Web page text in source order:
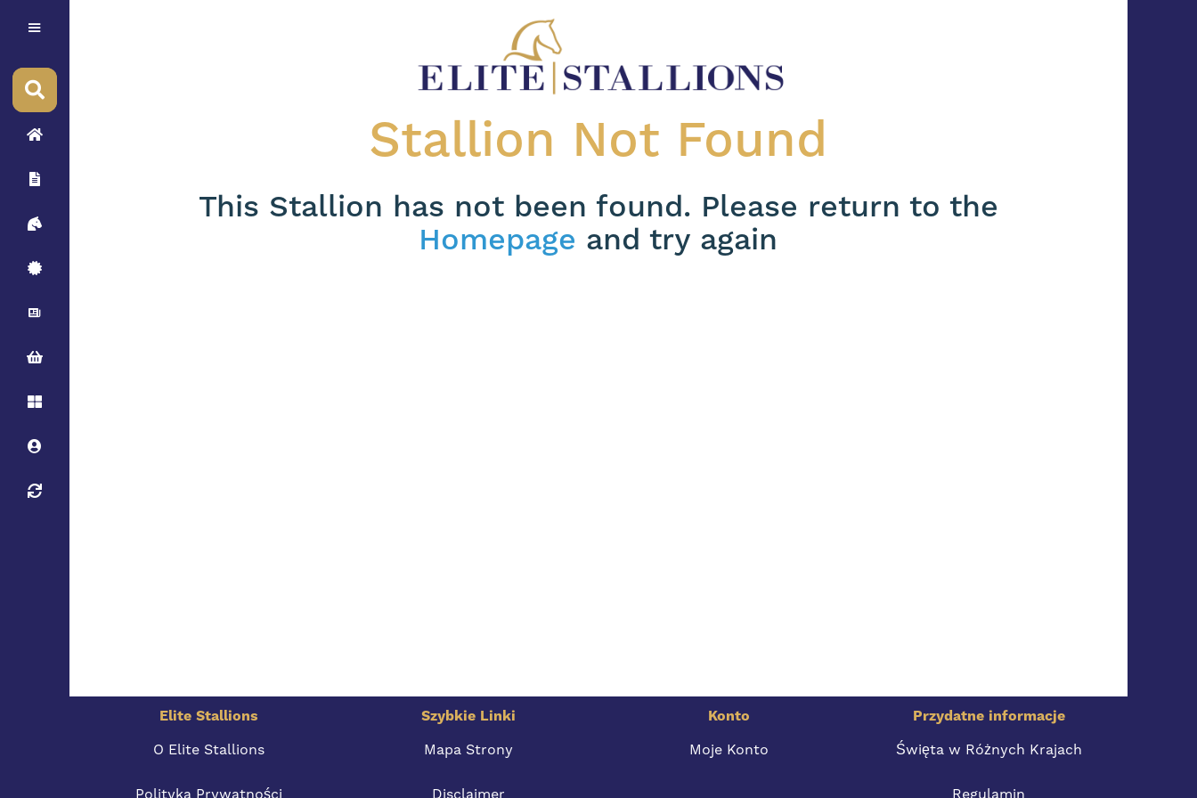
Stallion Not Found
This Stallion has not been found. Please return to the
Homepage and try again
Elite Stallions Szybkie Linki Konto
Przydatne informacje
O Elite Stallions
Mapa Strony Moje Konto Święta w Różnych Krajach
Polityka Prywatności Disclaimer Regulamin